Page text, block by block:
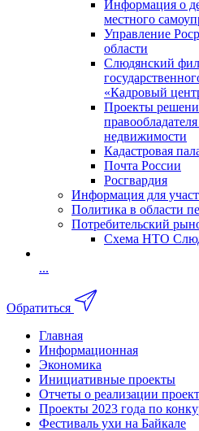
Информация о
местного
Управление
области
Слюдянский
«Кадровый
Проекты
недвижимости
Кадастровая
Почта России
Росгвардия
Информация для
Политика в области
Потребительский
Схема НТО
...
Обратиться
Главная
Информационная
Экономика
Инициативные проекты
Отчеты о реализации
Проекты 2023 года по
Фестиваль ухи на Байкале